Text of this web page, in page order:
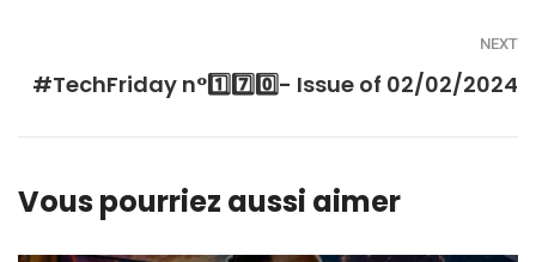
NEXT
#TechFriday n°1️⃣7️⃣0️⃣- Issue of 02/02/2024
Vous pourriez aussi aimer